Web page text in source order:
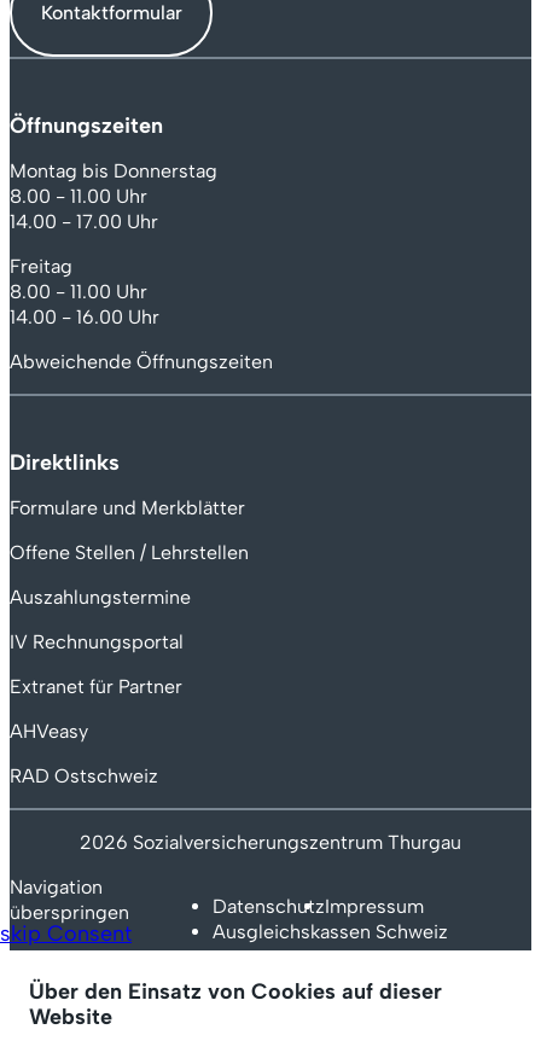
skip Consent
Über den Einsatz von Cookies auf dieser
Website
Kontaktformular
Öffnungszeiten
Montag bis Donnerstag
8.00 - 11.00 Uhr
14.00 - 17.00 Uhr
Freitag
8.00 - 11.00 Uhr
14.00 - 16.00 Uhr
Abweichende Öffnungszeiten
Direktlinks
Formulare und Merkblätter
Offene Stellen / Lehrstellen
Auszahlungstermine
IV Rechnungsportal
Extranet für Partner
AHVeasy
RAD Ostschweiz
2026 Sozialversicherungszentrum Thurgau
Navigation
überspringen
DatenschutzImpressum
Ausgleichskassen Schweiz